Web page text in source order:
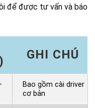
để được tư vấn và báo
GHI CHÚ
Bao gồm cài driver
cơ bản